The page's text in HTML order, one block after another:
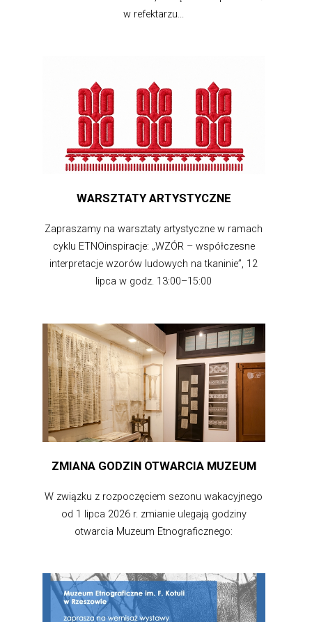
w refektarzu...
WARSZTATY ARTYSTYCZNE
Zapraszamy na warsztaty artystyczne w ramach
cyklu ETNOinspiracje: „WZÓR – współczesne
interpretacje wzorów ludowych na tkaninie”, 12
lipca w godz. 13:00–15:00
ZMIANA GODZIN OTWARCIA MUZEUM
W związku z rozpoczęciem sezonu wakacyjnego
od 1 lipca 2026 r. zmianie ulegają godziny
otwarcia Muzeum Etnograficznego: